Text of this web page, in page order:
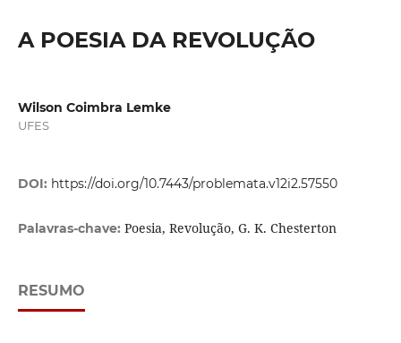
A POESIA DA REVOLUÇÃO
Wilson Coimbra Lemke
UFES
DOI: https://doi.org/10.7443/problemata.v12i2.57550
Palavras-chave: Poesia, Revolução, G. K. Chesterton
RESUMO